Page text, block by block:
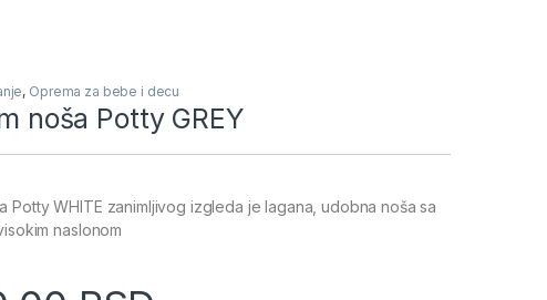
, Oprema za bebe i decu
noša Potty GREY
Potty WHITE zanimljivog izgleda je lagana, udobna noša sa
naslonom